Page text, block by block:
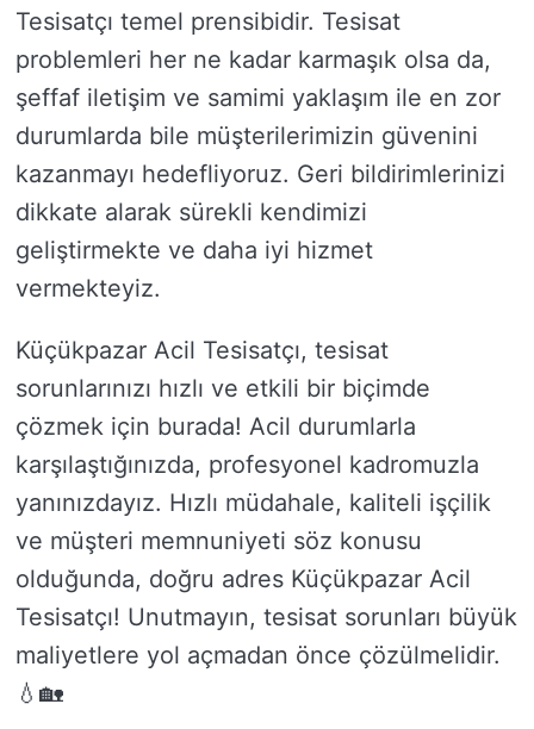
Tesisatçı temel prensibidir. Tesisat
problemleri her ne kadar karmaşık olsa da,
şeffaf iletişim ve samimi yaklaşım ile en zor
durumlarda bile müşterilerimizin güvenini
kazanmayı hedefliyoruz. Geri bildirimlerinizi
dikkate alarak sürekli kendimizi
geliştirmekte ve daha iyi hizmet
vermekteyiz.
Küçükpazar Acil Tesisatçı, tesisat
sorunlarınızı hızlı ve etkili bir biçimde
çözmek için burada! Acil durumlarla
karşılaştığınızda, profesyonel kadromuzla
yanınızdayız. Hızlı müdahale, kaliteli işçilik
ve müşteri memnuniyeti söz konusu
olduğunda, doğru adres Küçükpazar Acil
Tesisatçı! Unutmayın, tesisat sorunları büyük
maliyetlere yol açmadan önce çözülmelidir.
💧🏡